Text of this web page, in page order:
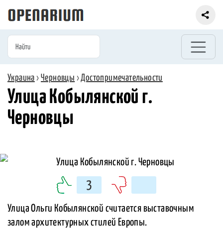
Украина ›Черновцы ›Достопримечательности
Улица Кобылянской г.
Черновцы
3
Улица Ольги Кобылянской считается выставочным
залом архитектурных стилей Европы.